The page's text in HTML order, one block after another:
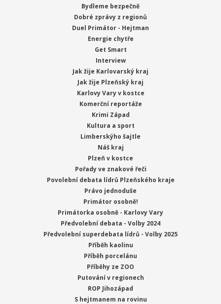
Bydleme bezpečně
Dobré zprávy z regionů
Duel Primátor - Hejtman
Energie chytře
Get Smart
Interview
Jak žije Karlovarský kraj
Jak žije Plzeňský kraj
Karlovy Vary v kostce
Komerční reportáže
Krimi Západ
Kultura a sport
Limberskýho šajtle
Náš kraj
Plzeň v kostce
Pořady ve znakové řeči
Povolební debata lídrů Plzeňského kraje
Právo jednoduše
Primátor osobně!
Primátorka osobně - Karlovy Vary
Předvolební debata - Volby 2024
Předvolební superdebata lídrů - Volby 2025
Příběh kaolinu
Příběh porcelánu
Příběhy ze ZOO
Putování v regionech
ROP Jihozápad
S hejtmanem na rovinu